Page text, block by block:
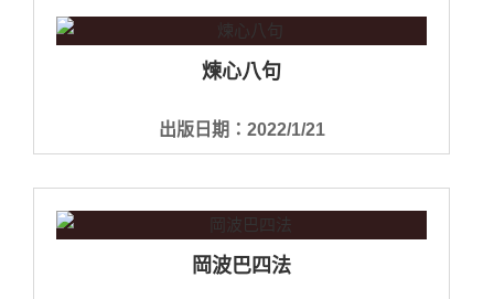
煉心八句
出版日期：2022/1/21
岡波巴四法